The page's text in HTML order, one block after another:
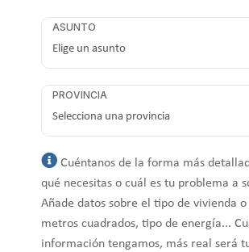
ASUNTO
PROVINCIA
Cuéntanos de la forma más
qué necesitas o cuál es tu problema a
Añade datos sobre el tipo de vivienda
metros cuadrados, tipo de energía...
información tengamos, más real será